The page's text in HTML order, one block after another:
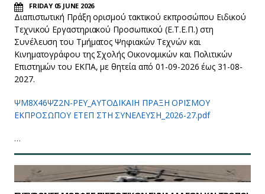
FRIDAY 05 JUNE 2026
Διαπιστωτική Πράξη ορισμού τακτικού εκπροσώπου Ειδικού
Τεχνικού Εργαστηριακού Προσωπικού (Ε.Τ.Ε.Π.) στη
Συνέλευση του Τμήματος Ψηφιακών Τεχνών και
Κινηματογράφου της Σχολής Οικονομικών και Πολιτικών
Επιστημών του ΕΚΠΑ, με θητεία από 01-09-2026 έως 31-08-
2027.
ΨΜ8Χ46ΨΖ2Ν-ΡΕΥ_ΑΥΤΟΔΙΚΑΙΗ ΠΡΑΞΗ ΟΡΙΣΜΟΥ
ΕΚΠΡΟΣΩΠΟΥ ΕΤΕΠ ΣΤΗ ΣΥΝΕΛΕΥΣΗ_2026-27.pdf
…